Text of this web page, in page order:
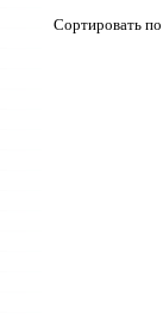
Сортировать